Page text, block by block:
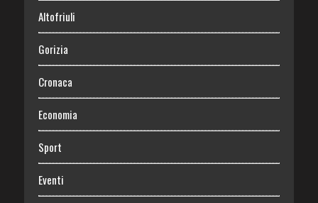
Altofriuli
Gorizia
Cronaca
Economia
Sport
Eventi